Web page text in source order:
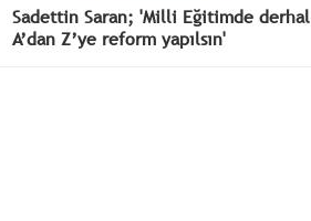
Sadettin Saran; 'Milli Eğitimde derhal
A’dan Z’ye reform yapılsın'